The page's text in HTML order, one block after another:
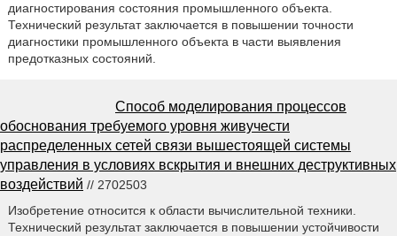
диагностирования состояния промышленного объекта.
Технический результат заключается в повышении точности
диагностики промышленного объекта в части выявления
предотказных состояний.
Способ моделирования процессов
обоснования требуемого уровня живучести
распределенных сетей связи вышестоящей системы
управления в условиях вскрытия и внешних деструктивных
воздействий // 2702503
Изобретение относится к области вычислительной техники.
Технический результат заключается в повышении устойчивости